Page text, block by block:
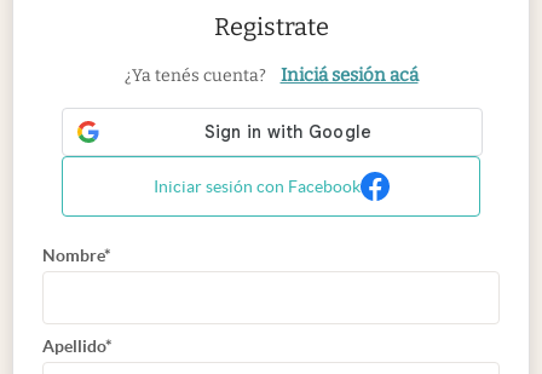
Registrate
¿Ya tenés cuenta? Iniciá sesión acá
Iniciar sesión con Facebook
Nombre*
Apellido*